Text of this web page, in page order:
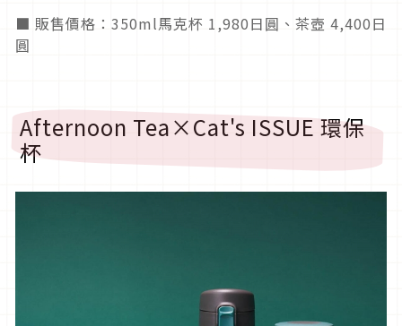
■ 販售價格：350ml馬克杯 1,980日圓、茶壺 4,400日
圓
Afternoon Tea×Cat's ISSUE 環保
杯